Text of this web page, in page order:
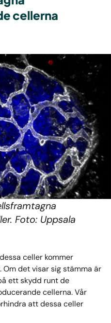
cellerna
Foto: Uppsala
celler kommer
det visar sig stämma är
ett skydd runt de
cellerna. Vår
att dessa celler